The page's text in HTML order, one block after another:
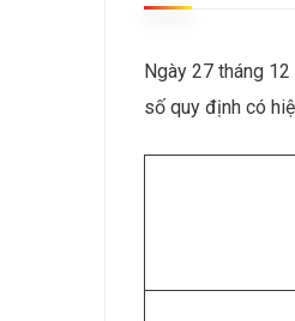
Ngày 27 tháng
số quy định có